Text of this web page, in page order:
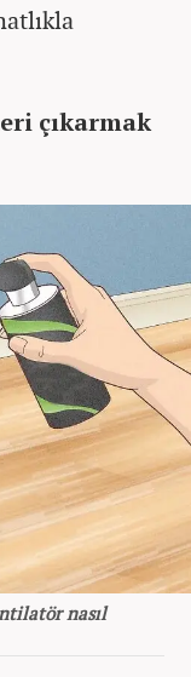
çıkarmak
nasıl